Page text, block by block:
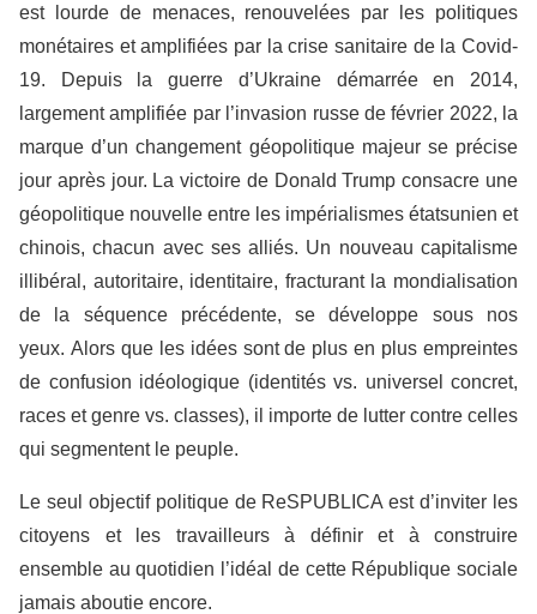
est lourde de menaces, renouvelées par les politiques
monétaires et amplifiées par la crise sanitaire de la Covid-
19. Depuis la guerre d’Ukraine démarrée en 2014,
largement amplifiée par l’invasion russe de février 2022, la
marque d’un changement géopolitique majeur se précise
jour après jour. La victoire de Donald Trump consacre une
géopolitique nouvelle entre les impérialismes étatsunien et
chinois, chacun avec ses alliés. Un nouveau capitalisme
illibéral, autoritaire, identitaire, fracturant la mondialisation
de la séquence précédente, se développe sous nos
yeux. Alors que les idées sont de plus en plus empreintes
de confusion idéologique (identités vs. universel concret,
races et genre vs. classes), il importe de lutter contre celles
qui segmentent le peuple.
Le seul objectif politique de ReSPUBLICA est d’inviter les
citoyens et les travailleurs à définir et à construire
ensemble au quotidien l’idéal de cette République sociale
jamais aboutie encore.